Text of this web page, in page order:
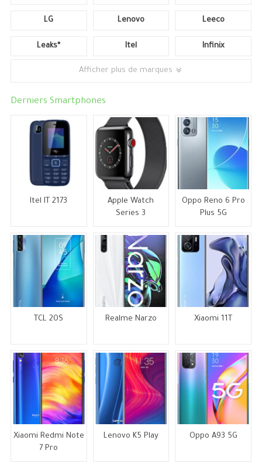
LG Lenovo Leeco
Leaks* Itel Infinix
Afficher plus de marques
Derniers Smartphones
Itel IT 2173
Apple Watch
Series 3
Oppo Reno 6 Pro
Plus 5G
TCL 20S Realme Narzo Xiaomi 11T
Xiaomi Redmi Note
7 Pro
Lenovo K5 Play Oppo A93 5G